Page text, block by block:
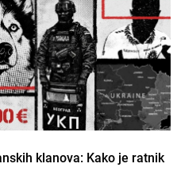
klanova: Kako je ratnik